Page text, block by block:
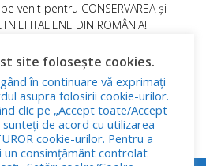
venit pentru CONSERVAREA și
ITALIENE DIN ROMÂNIA!
Politica privind fișierele cookies
Personal
site folosește cookies.
în continuare vă exprimați
asupra folosirii cookie-urilor.
clic pe „Accept toate/Accept
sunteți de acord cu utilizarea
cookie-urilor. Pentru a
un consimțământ controlat